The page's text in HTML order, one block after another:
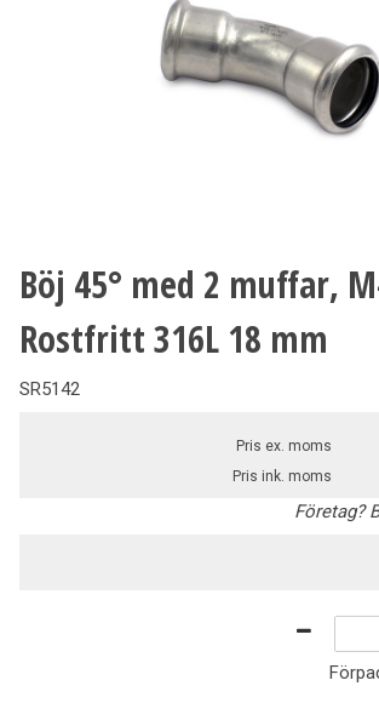
Böj 45° med 2 muffar,
Rostfritt 316L 18 mm
SR5142
Pris ex. moms
Pris ink. moms
Företag?